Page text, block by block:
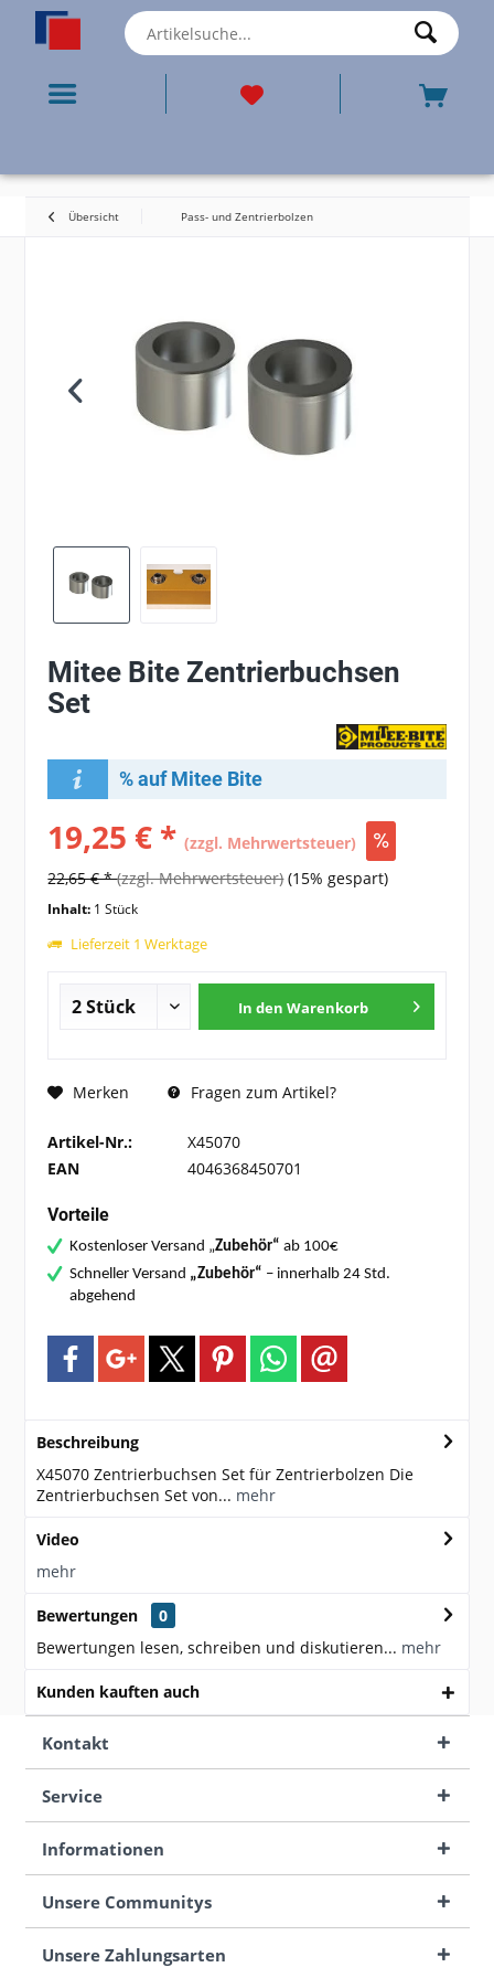
Übersicht Pass- und Zentrierbolzen
Mitee Bite Zentrierbuchsen
Set
% auf Mitee Bite
19,25 € *(zzgl. Mehrwertsteuer)
22,65 € *(zzgl. Mehrwertsteuer) (15% gespart)
Inhalt: 1 Stück
Lieferzeit 1 Werktage
In den Warenkorb
Merken Fragen zum Artikel?
Artikel-Nr.:
X45070
EAN
4046368450701
Vorteile
Kostenloser Versand „Zubehör“ ab 100€
Schneller Versand „Zubehör“ – innerhalb 24 Std.
abgehend
Beschreibung
X45070 Zentrierbuchsen Set für Zentrierbolzen Die
Zentrierbuchsen Set von... mehr
Video
mehr
Bewertungen
0
Bewertungen lesen, schreiben und diskutieren... mehr
Kunden kauften auch
Kontakt
Service
Informationen
Unsere Communitys
Unsere Zahlungsarten